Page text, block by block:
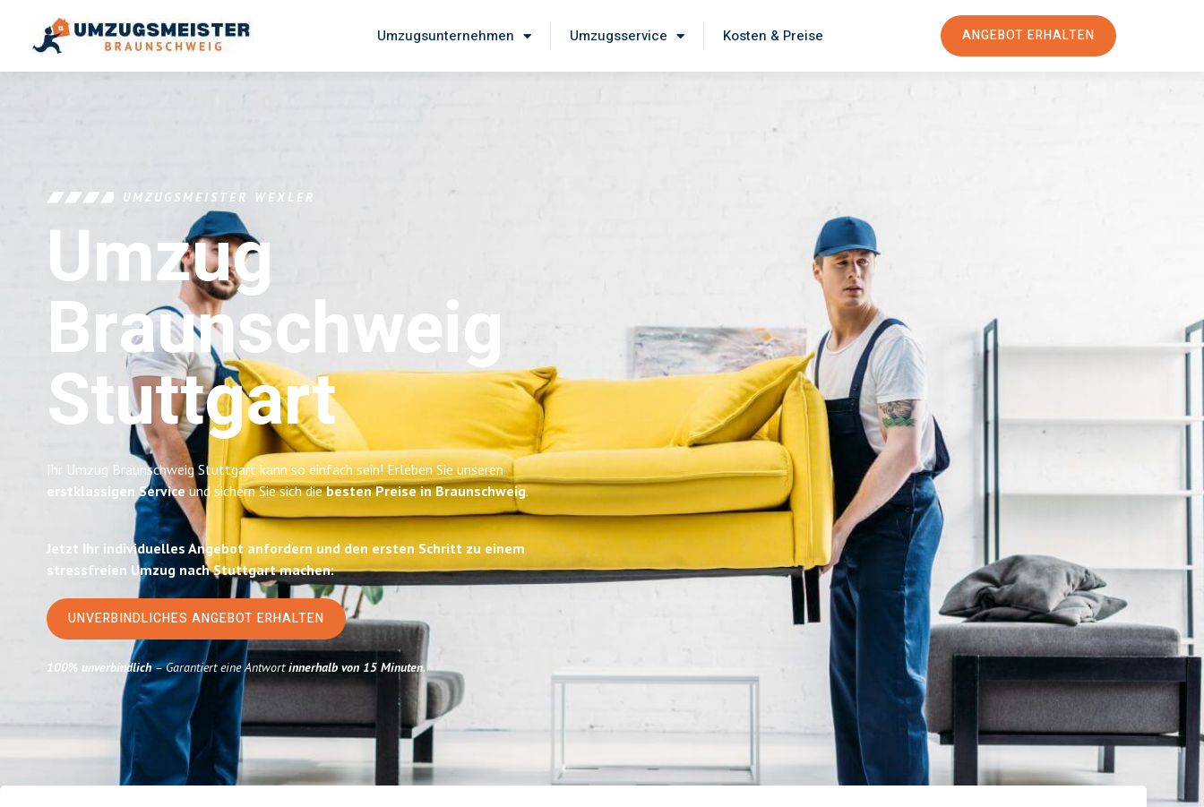
Umzugsunternehmen Umzugsservice Kosten & Preise ANGEBOT ERHALTEN
UMZUGSMEISTER WEXLER
Umzug
Braunschweig
Stuttgart
Ihr Umzug Braunschweig Stuttgart kann so einfach sein! Erleben Sie unseren
erstklassigen Service und sichern Sie sich diebesten Preise in Braunschweig.
Jetzt Ihr individuelles Angebot anfordern und den ersten Schritt zu einem
stressfreien Umzug nach Stuttgart machen:
UNVERBINDLICHES ANGEBOT ERHALTEN
100% unverbindlich– Garantiert eine Antwortinnerhalb von 15 Minuten.